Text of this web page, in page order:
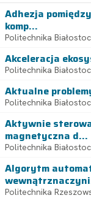
Adhezja
komp...
Politechnika
Akceleracja
Politechnika
Aktualne
Politechnika
Aktywnie
magnetyczna d...
Politechnika
Algorytm
Politechnika